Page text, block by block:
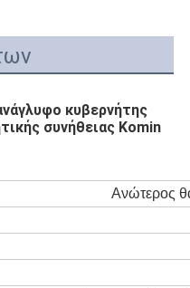
κυβερνήτης
συνήθειας Komin
Ανώτερος